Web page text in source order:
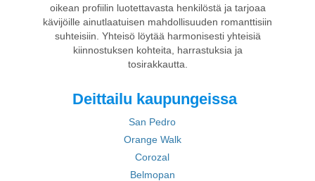
oikean profiilin luotettavasta henkilöstä ja tarjoaa
kävijöille ainutlaatuisen mahdollisuuden romanttisiin
suhteisiin. Yhteisö löytää harmonisesti yhteisiä
kiinnostuksen kohteita, harrastuksia ja
tosirakkautta.
Deittailu kaupungeissa
San Pedro
Orange Walk
Corozal
Belmopan